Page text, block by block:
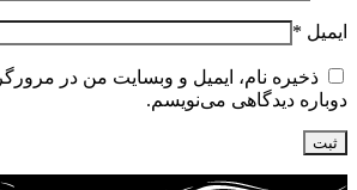
ایمیل *
ذخیره نام، ایمیل و وبسایت من در
دوباره دیدگاهی می‌نویسم.